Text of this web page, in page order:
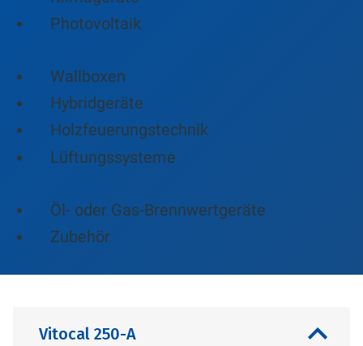
Photovoltaik
Wallboxen
Hybridgeräte
Holzfeuerungstechnik
Lüftungssysteme
Öl- oder Gas-Brennwertgeräte
Zubehör
Vitocal 250-A